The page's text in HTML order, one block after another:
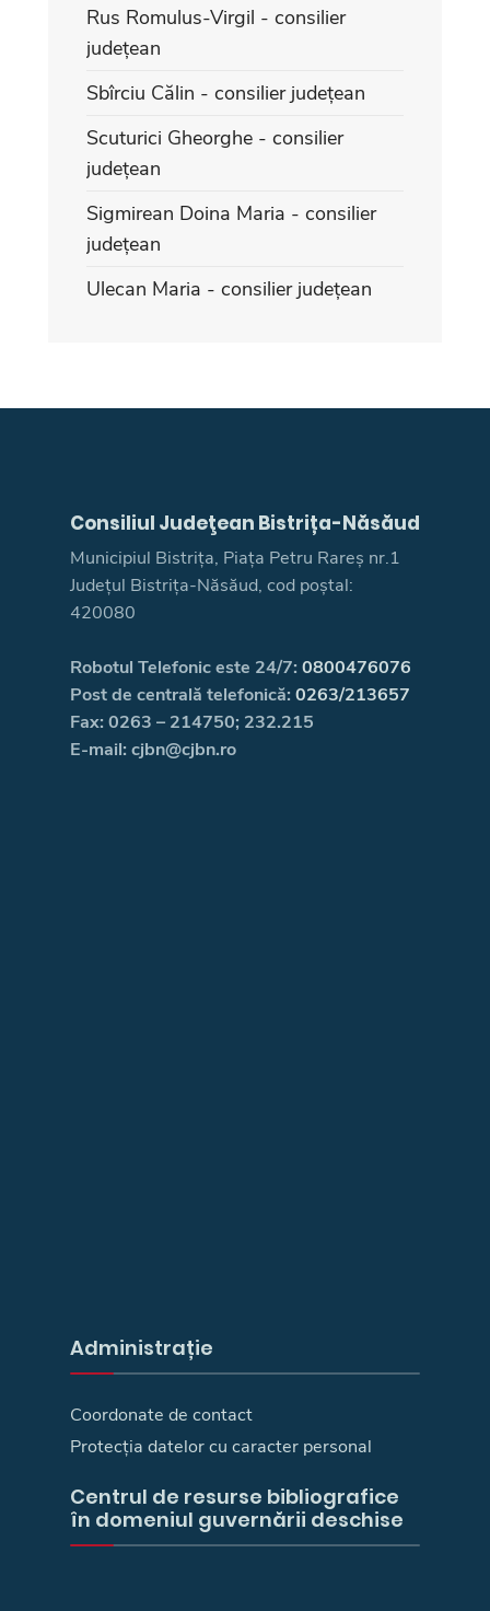
Rus Romulus-Virgil - consilier
județean
Sbîrciu Călin - consilier județean
Scuturici Gheorghe - consilier
județean
Sigmirean Doina Maria - consilier
județean
Ulecan Maria - consilier județean
Consiliul Judeţean Bistrița-Năsăud
Municipiul Bistrița, Piața Petru Rareș nr.1
Județul Bistrița-Năsăud, cod poștal:
420080
Robotul Telefonic este 24/7: 0800476076
Post de centrală telefonică: 0263/213657
Fax: 0263 – 214750; 232.215
E-mail: cjbn@cjbn.ro
Administrație
Coordonate de contact
Protecția datelor cu caracter personal
Centrul de resurse bibliografice
în domeniul guvernării deschise